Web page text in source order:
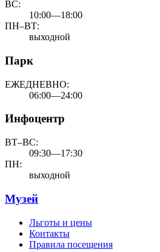
ВС:
10:00—18:00
ПН–ВТ:
выходной
Парк
ЕЖЕДНЕВНО:
06:00—24:00
Инфоцентр
ВТ–ВС:
09:30—17:30
ПН:
выходной
Музей
Льготы и цены
Контакты
Правила посещения